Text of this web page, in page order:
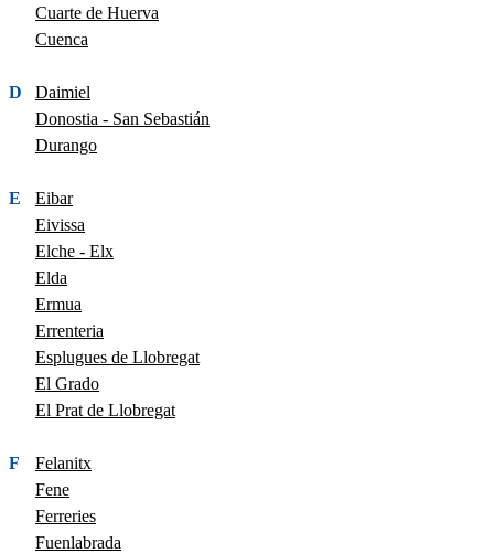
Cuarte de Huerva
Cuenca
D
Daimiel
Donostia - San Sebastián
Durango
E
Eibar
Eivissa
Elche - Elx
Elda
Ermua
Errenteria
Esplugues de Llobregat
El Grado
El Prat de Llobregat
F
Felanitx
Fene
Ferreries
Fuenlabrada